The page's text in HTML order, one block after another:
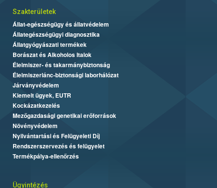
Szakterületek
Állat-egészségügy és állatvédelem
Állategészségügyi diagnosztika
Állatgyógyászati termékek
Borászat és Alkoholos Italok
Élelmiszer- és takarmánybiztonság
Élelmiszerlánc-biztonsági laborhálózat
Járványvédelem
Kiemelt ügyek, EUTR
Kockázatkezelés
Mezőgazdasági genetikai erőforrások
Növényvédelem
Nyilvántartási és Felügyeleti Díj
Rendszerszervezés és felügyelet
Termékpálya-ellenőrzés
Ügyintézés